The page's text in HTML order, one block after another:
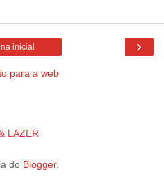
›
inicial
para a web
LAZER
do Blogger.